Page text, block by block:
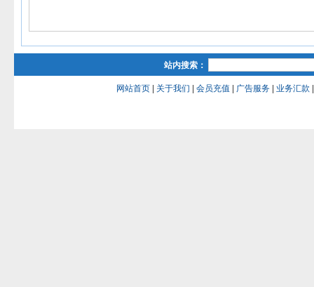
站内搜索：
网站首页 关于我们 会员充值 广告服务 业务汇款